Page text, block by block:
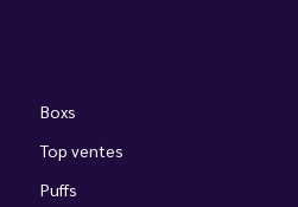
Boxs
Top ventes
Puffs